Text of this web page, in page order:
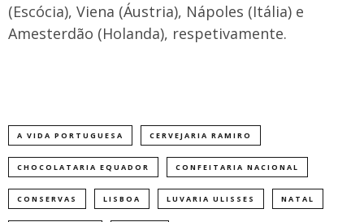
(Escócia), Viena (Áustria), Nápoles (Itália) e
Amesterdão (Holanda), respetivamente.
A VIDA PORTUGUESA CERVEJARIA RAMIRO
CHOCOLATARIA EQUADOR CONFEITARIA NACIONAL
CONSERVAS LISBOA LUVARIA ULISSES NATAL